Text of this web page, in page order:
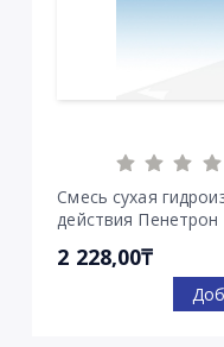
Смесь сухая
действия Пенетрон
2 228,00₸